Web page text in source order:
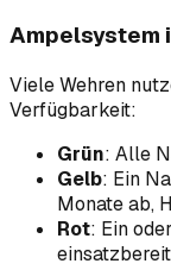
Ampelsystem
Viele Wehren
Verfügbarkeit:
Grün: Alle
Gelb: Ein
Monate ab,
Rot: Ein
einsatzbereit